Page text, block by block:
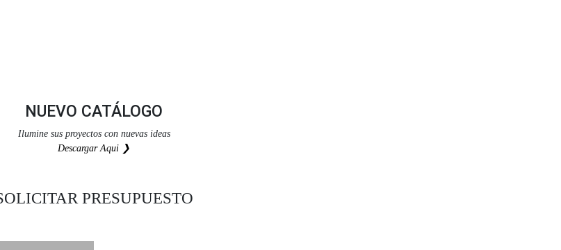
NUEVO CATÁLOGO
Ilumine sus proyectos con nuevas ideas
Descargar Aqui ❯
PRESUPUESTO